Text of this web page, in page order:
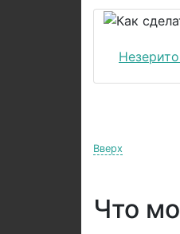
Вверх
Что